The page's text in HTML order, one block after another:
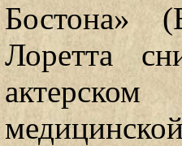
Бостона»
Лоретта